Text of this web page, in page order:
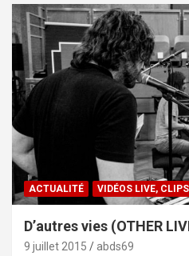
ACTUALITÉ VIDÉOS LIVE, CLIPS
D’autres vies (OTHER
9 juillet 2015 abds69